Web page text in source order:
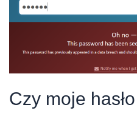
Czy moje